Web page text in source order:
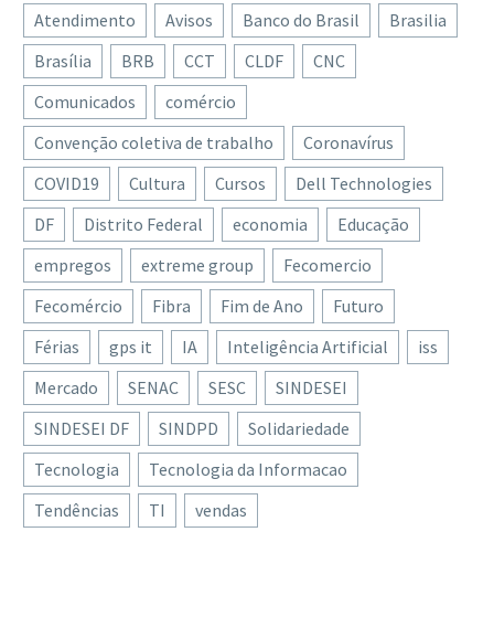
Atendimento Avisos Banco do Brasil
Brasilia
Brasília
BRB CCT CLDF
CNC
Comunicados
comércio
Convenção coletiva de trabalho
Coronavírus
COVID19
Cultura Cursos
Dell Technologies
DF
Distrito Federal economia
Educação
empregos
extreme group
Fecomercio
Fecomércio
Fibra Fim de Ano
Futuro
Férias
gps it IA Inteligência Artificial
iss
Mercado
SENAC SESC
SINDESEI
SINDESEI DF
SINDPD
Solidariedade
Tecnologia
Tecnologia da Informacao
Tendências
TI vendas